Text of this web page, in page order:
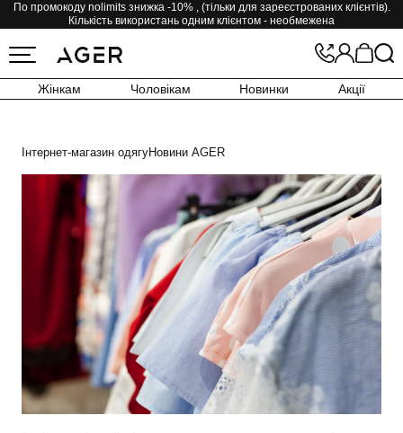
По промокоду nolimits знижка -10% , (тільки для зареєстрованих клієнтів).
Кількість використань одним клієнтом - необмежена
Жінкам Чоловікам Новинки Акції
Інтернет-магазин одягуНовини AGER